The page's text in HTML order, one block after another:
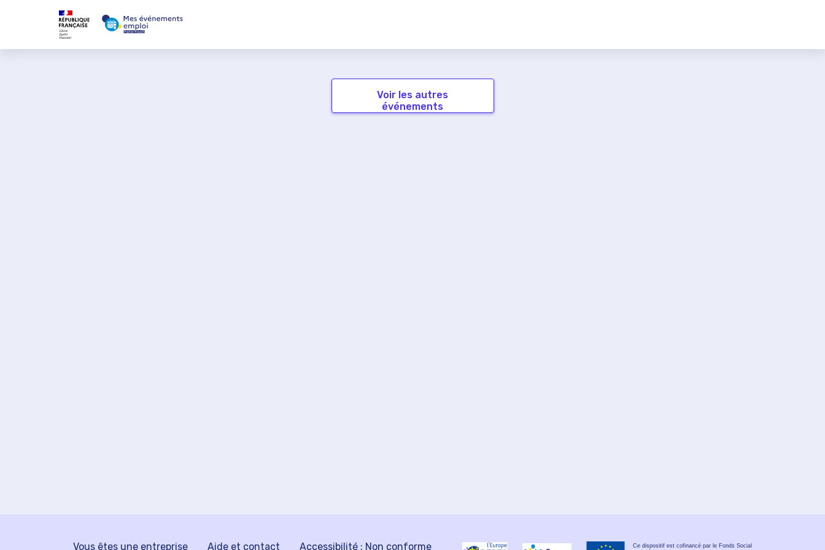
Voir les autres
événements
Vous êtes une entreprise Aide et contact Accessibilité : Non conforme
Ce dispositif est cofinancé par le Fonds Social